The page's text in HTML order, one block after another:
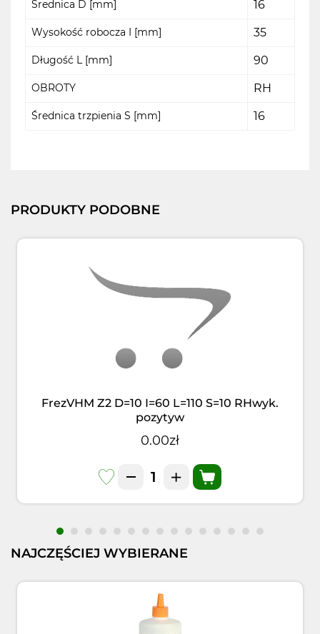
Średnica D [mm] 16
Wysokość robocza I [mm] 35
Długość L [mm] 90
OBROTY RH
Średnica trzpienia S [mm] 16
PRODUKTY PODOBNE
FrezVHM Z2 D=10 I=60 L=110 S=10 RHwyk.
pozytyw
0.00zł
NAJCZĘŚCIEJ WYBIERANE